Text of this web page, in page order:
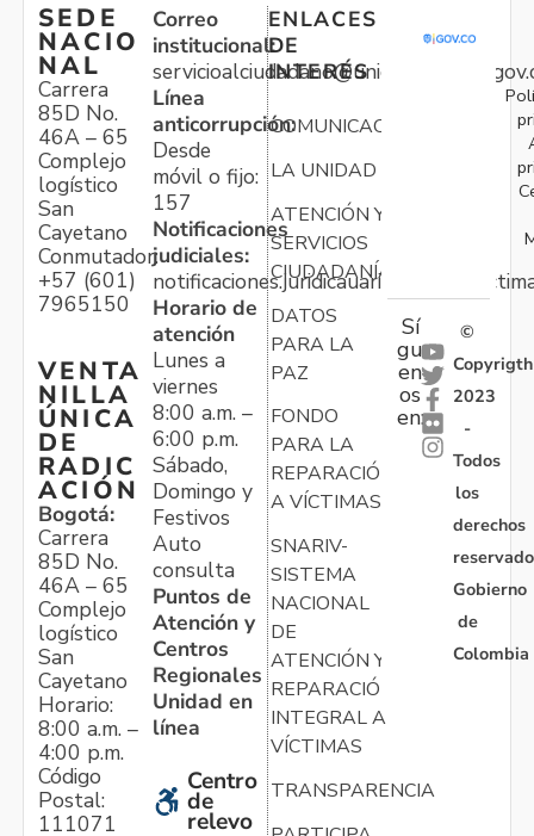
SEDE
NACIO
NAL
Carrera
85D No.
46A – 65
Complejo
logístico
San
Cayetano
Conmutador:
+57 (601)
7965150
VENTA
NILLA
ÚNICA
DE
RADIC
ACIÓN
Bogotá:
Carrera
85D No.
46A – 65
Complejo
logístico
San
Cayetano
Horario:
8:00 a.m. –
4:00 p.m.
Código
Postal:
111071
Correo
institucional:
Línea
anticorrupción:
Desde
móvil o fijo:
157
Notificaciones
judiciales:
Horario de
atención
Lunes a
viernes
8:00 a.m. –
6:00 p.m.
Sábado,
Domingo y
Festivos
Auto
consulta
Puntos de
Atención y
Centros
Regionales
Unidad en
línea
Centro
de
relevo
ENLACES
DE
INTERÉS
COMUNICACIONES
LA UNIDAD
ATENCIÓN Y
SERVICIOS
CIUDADANÍA
DATOS
PARA LA
PAZ
FONDO
PARA LA
REPARACIÓN
A VÍCTIMAS
SNARIV-
SISTEMA
NACIONAL
DE
ATENCIÓN Y
REPARACIÓN
INTEGRAL A
VÍCTIMAS
TRANSPARENCIA
Sí
gu
en
os
en:
©
Copyrigth
2023
-
Todos
los
derechos
Gobierno
de
Colombia